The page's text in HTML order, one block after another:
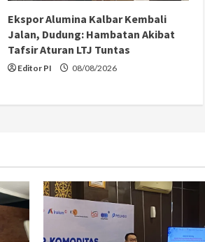
Ekspor Alumina Kalbar Kembali
Jalan, Dudung: Hambatan Akibat
Tafsir Aturan LTJ Tuntas
Editor PI 08/08/2026